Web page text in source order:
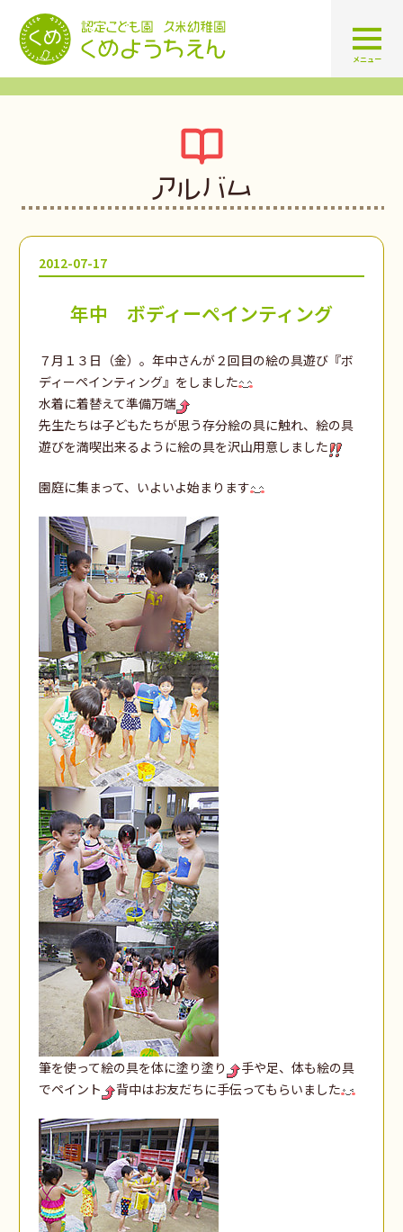
認定こども園 学校法人久米幼
メニュー
アルバム
2012-07-17
年中 ボディーペインティング
７月１３日（金）。年中さんが２回目の絵の具遊び『ボ
ディーペインティング』をしました
水着に着替えて準備万端
先生たちは子どもたちが思う存分絵の具に触れ、絵の具
遊びを満喫出来るように絵の具を沢山用意しました
園庭に集まって、いよいよ始まります
筆を使って絵の具を体に塗り塗り
手や足、体も絵の具
でペイント
背中はお友だちに手伝ってもらいました